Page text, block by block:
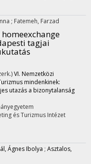
; Fatemeh, Farzad
homeexchange
tagjai
VI. Nemzetközi
mindenkinek:
utazás a bizonytalanság
és Turizmus Intézet
Ágnes Ibolya ; Asztalos,